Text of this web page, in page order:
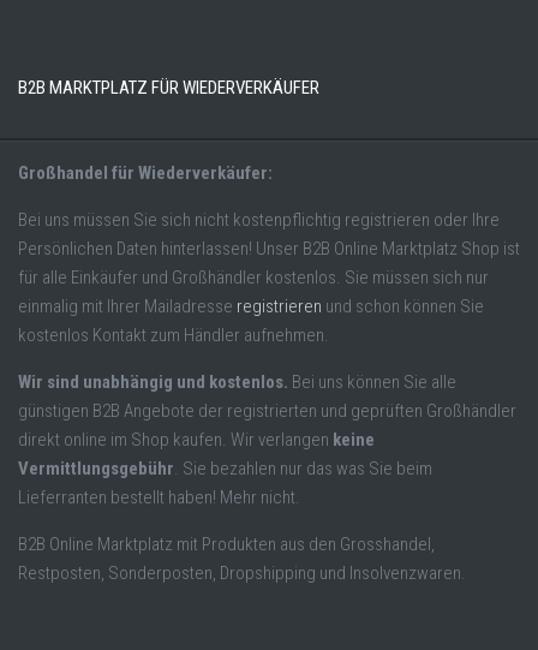
B2B MARKTPLATZ FÜR WIEDERVERKÄUFER
Großhandel für Wiederverkäufer:
Bei uns müssen Sie sich nicht kostenpflichtig registrieren oder Ihre
Persönlichen Daten hinterlassen! Unser B2B Online Marktplatz Shop ist
für alle Einkäufer und Großhändler kostenlos. Sie müssen sich nur
einmalig mit Ihrer Mailadresse registrieren und schon können Sie
kostenlos Kontakt zum Händler aufnehmen.
Wir sind unabhängig und kostenlos. Bei uns können Sie alle
günstigen B2B Angebote der registrierten und geprüften Großhändler
direkt online im Shop kaufen. Wir verlangen keine
Vermittlungsgebühr. Sie bezahlen nur das was Sie beim
Lieferranten bestellt haben! Mehr nicht.
B2B Online Marktplatz mit Produkten aus den Grosshandel,
Restposten, Sonderposten, Dropshipping und Insolvenzwaren.